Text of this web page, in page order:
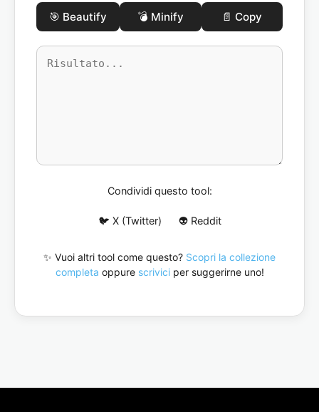
🎯 Beautify 💣 Minify 📄 Copy
Condividi questo tool:
🐦 X (Twitter) 👽 Reddit
✨ Vuoi altri tool come questo? Scopri la collezione
completa oppure scriviciper suggerirne uno!